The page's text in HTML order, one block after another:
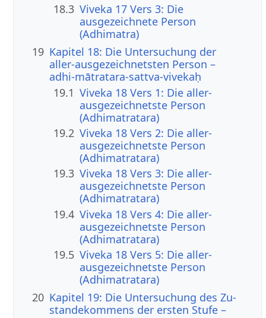
18.3 Viveka 17 Vers 3: Die
ausgezeichnete Person
(Adhimatra)
19 Kapitel 18: Die Untersuchung der
aller-ausgezeichnetsten Person –
adhi-mātratara-sattva-vivekaḥ
19.1 Viveka 18 Vers 1: Die aller-
ausgezeichnetste Person
(Adhimatratara)
19.2 Viveka 18 Vers 2: Die aller-
ausgezeichnetste Person
(Adhimatratara)
19.3 Viveka 18 Vers 3: Die aller-
ausgezeichnetste Person
(Adhimatratara)
19.4 Viveka 18 Vers 4: Die aller-
ausgezeichnetste Person
(Adhimatratara)
19.5 Viveka 18 Vers 5: Die aller-
ausgezeichnetste Person
(Adhimatratara)
20 Kapitel 19: Die Untersuchung des Zu­
stan­de­kom­mens der ersten Stufe –